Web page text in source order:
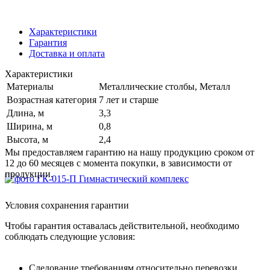
Характеристики
Гарантия
Доставка и оплата
Характеристики
Материалы
Металлические столбы, Металл
Возрастная категория 7 лет и старше
Длина, м
3,3
Ширина, м
0,8
Высота, м
2,4
Мы предоставляем гарантию на нашу продукцию сроком от
12 до 60 месяцев с момента покупки, в зависимости от
продукции.
Условия сохранения гарантии
Чтобы гарантия оставалась действительной, необходимо
соблюдать следующие условия:
Следование требованиям относительно перевозки,